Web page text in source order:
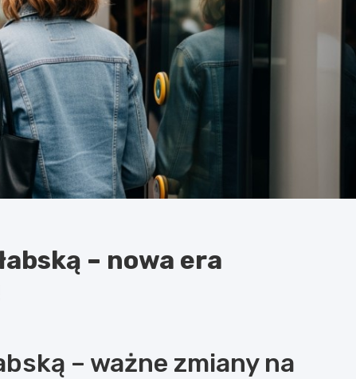
– nowa era
– ważne zmiany na